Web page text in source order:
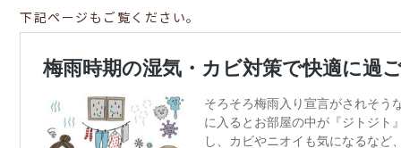
下記ページもご覧ください。